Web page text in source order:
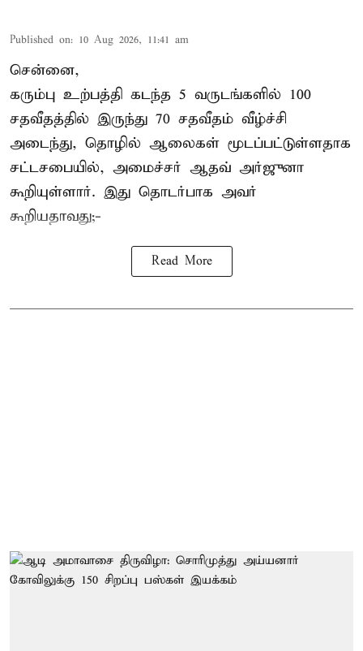
Published on: 10 Aug 2026, 11:41 am
சென்னை,
கரும்பு உற்பத்தி கடந்த 5 வருடங்களில் 100
சதவீதத்தில் இருந்து 70 சதவீதம் வீழ்ச்சி
அடைந்து, தொழில் ஆலைகள் மூடப்பட்டுள்ளதாக
சட்டசபையில், அமைச்சர் ஆதவ் அர்ஜுனா
கூறியுள்ளார். இது தொடர்பாக அவர்
கூறியதாவது;-
Read More